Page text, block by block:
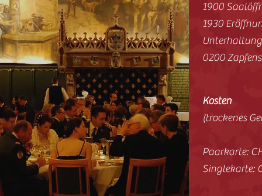
1900
1930
0200
Kosten
(trockenes
Paarkarte:
Singlekarte: